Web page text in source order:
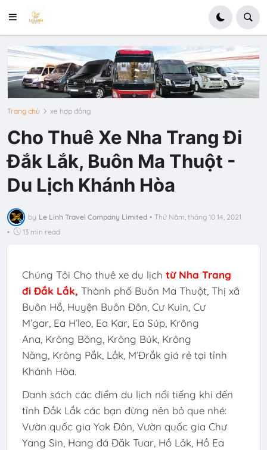
Trang chủ xe hợp đồng
Cho Thuê Xe Nha Trang Đi
Đắk Lắk, Buôn Ma Thuột -
Du Lịch Khánh Hòa
by Le Linh Travel Company Limited • Thứ Năm, tháng 10 14, 2021
•
13 min read
Chúng Tôi Cho thuê xe du lịch từ Nha Trang
đi Đắk Lắk, Thành phố Buôn Ma Thuột, Thị xã
Buôn Hồ, Huyện Buôn Đôn, Cư Kuin, Cư
M’gar, Ea H’leo, Ea Kar, Ea Súp, Krông
Ana, Krông Bông, Krông Búk, Krông
Năng, Krông Pắk, Lắk, M’Đrắk giá rẻ tại tỉnh
Khánh Hòa.
Danh sách các điểm du lịch nổi tiếng khi đến
tỉnh Đắk Lắk các bạn đừng nên bỏ que nhé:
Vườn quốc gia Yok Đôn, Vườn quốc gia Chư
Yang Sin, Hang đá Đăk Tuar, Hồ Lăk, Hồ Ea